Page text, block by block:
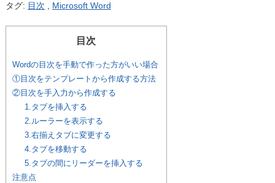
タグ: 目次 Microsoft Word
目次
Wordの目次を手動で作った方がいい場合
①目次をテンプレートから作成する方法
②目次を手入力から作成する
1.タブを挿入する
2.ルーラーを表示する
3.右揃えタブに変更する
4.タブを移動する
5.タブの間にリーダーを挿入する
注意点